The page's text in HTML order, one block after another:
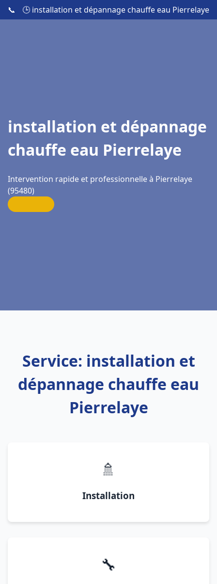
📞 🕒 installation et dépannage chauffe eau Pierrelaye
installation et dépannage
chauffe eau Pierrelaye
Intervention rapide et professionnelle à Pierrelaye
(95480)
Service: installation et
dépannage chauffe eau
Pierrelaye
🚿
Installation
🔧